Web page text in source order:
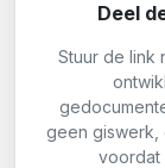
Deel
Stuur de link
geen giswerk,
voordat